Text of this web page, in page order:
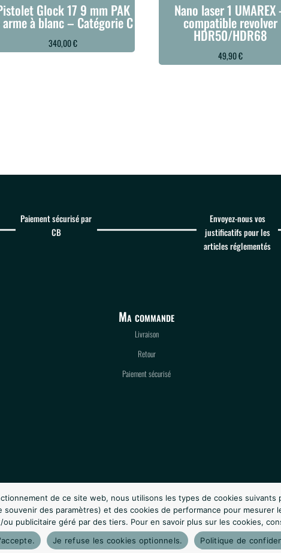
Glock 17 9 mm PAK
à blanc – Catégorie C
340,00€
Nano laser 1
compatible revolver
HDR50/HDR68
49,90€
Paiement sécurisé par
CB
Envoyez-nous vos
justificatifs pour les
articles réglementés
Ma commande
Livraison
Retour
Paiement sécurisé
Copyright © Armurerie Martinique – Tous droits réservés – Une créationBy-Celiaduq
de ce site web, nous utilisons les types de cookies
des paramètres) et des cookies de performance pour
publicitaire géré par des tiers. Pour en savoir plus sur les cookies,
Je refuse les cookies optionnels. Politique de